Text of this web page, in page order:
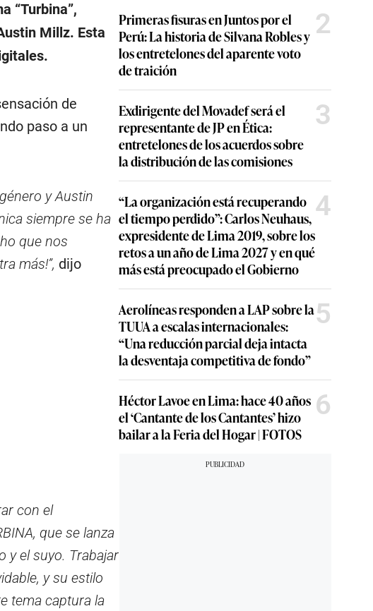
“Turbina”,
Millz. Esta
de
paso a un
y Austin
siempre se ha
que nos
más!”, dijo
con el
que se lanza
y el suyo. Trabajar
y su estilo
tema captura la
Primeras fisuras en Juntos por el
Perú: La historia de Silvana Robles y
los entretelones del aparente voto
de traición
2
Exdirigente del Movadef será el
representante de JP en Ética:
entretelones de los acuerdos sobre
la distribución de las comisiones
3
“La organización está recuperando
el tiempo perdido”: Carlos Neuhaus,
expresidente de Lima 2019, sobre los
retos a un año de Lima 2027 y en qué
más está preocupado el Gobierno
4
Aerolíneas responden a LAP sobre la
TUUA a escalas internacionales:
“Una reducción parcial deja intacta
la desventaja competitiva de fondo”
5
Héctor Lavoe en Lima: hace 40 años
el ‘Cantante de los Cantantes’ hizo
bailar a la Feria del Hogar | FOTOS
6